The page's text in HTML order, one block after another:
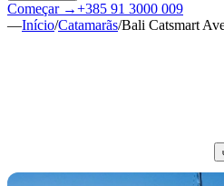
Começar →+385 91 3000 009
—Início/Catamarãs/Bali Catsmart